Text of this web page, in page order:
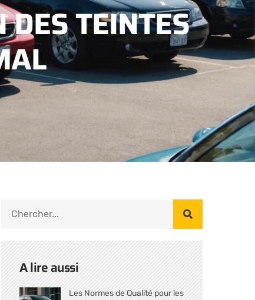
TEINTES
A lire aussi
Les Normes de Qualité pour les